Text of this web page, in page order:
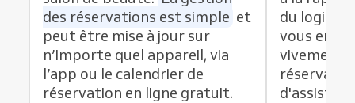
des réservations est simple et
peut être mise à jour sur
n’importe quel appareil, via
l’app ou le calendrier de
réservation en ligne gratuit.
du logiciel
vous en
vivement